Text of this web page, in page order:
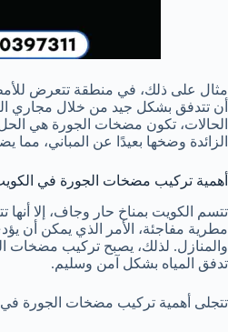
مثال على ذلك، في منطقة تتعرض
أن تتدفق بشكل جيد من خلال مجاري
الحالات، تكون مضخات الجورة هي
الزائدة وضخها بعيدًا عن المباني، مما
أهمية تركيب مضخات الجورة في
تتسم الكويت بمناخ حار وجاف، إلا
مطرية مفاجئة، الأمر الذي يمكن أن
والمنازل. لذلك، يصبح تركيب مضخات
تدفق المياه بشكل آمن وسليم.
تتجلى أهمية تركيب مضخات الجورة